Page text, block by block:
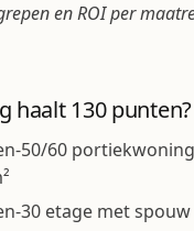
en ROI per
haalt 130 punten?
50/60
30 etage met